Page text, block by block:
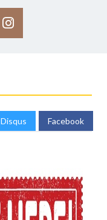
Disqus Facebook